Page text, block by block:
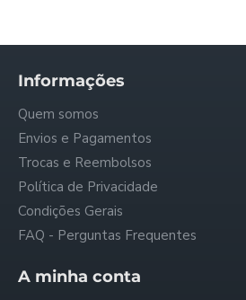
Informações
Quem somos
Envios e Pagamentos
Trocas e Reembolsos
Política de Privacidade
Condições Gerais
FAQ - Perguntas Frequentes
A minha conta